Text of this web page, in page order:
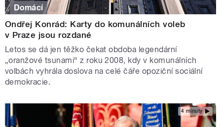
Domácí
Ondřej Konrád: Karty do komunálních voleb
v Praze jsou rozdané
Letos se dá jen těžko čekat obdoba legendární
„oranžové tsunami“ z roku 2008, kdy v komunálních
volbách vyhrála doslova na celé čáře opoziční sociální
demokracie.
4 minuty